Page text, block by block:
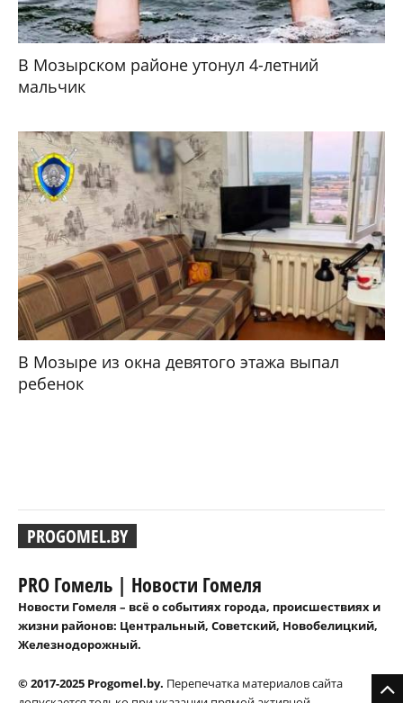
В Мозырском районе утонул 4-летний
мальчик
В Мозыре из окна девятого этажа выпал
ребенок
PROGOMEL.BY
PRO Гомель | Новости Гомеля
Новости Гомеля – всё о событиях города, происшествиях и
жизни районов: Центральный, Советский, Новобелицкий,
Железнодорожный.
© 2017-2025 Progomel.by. Перепечатка материалов сайта